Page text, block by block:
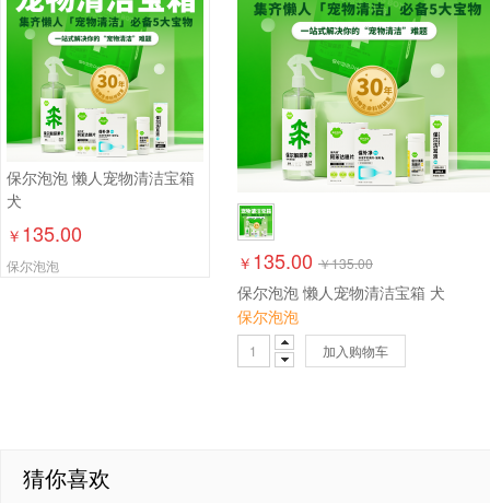
保尔泡泡 懒人宠物清洁宝箱
犬
￥ 135.00
保尔泡泡 ￥ 135.00 ￥135.00
保尔泡泡 懒人宠物清洁宝箱 犬
保尔泡泡
加入购物车
猜你喜欢